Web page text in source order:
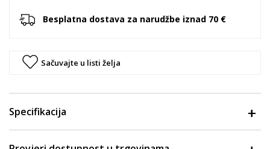
Besplatna dostava za narudžbe iznad 70 €
Sačuvajte u listi želja
Specifikacija